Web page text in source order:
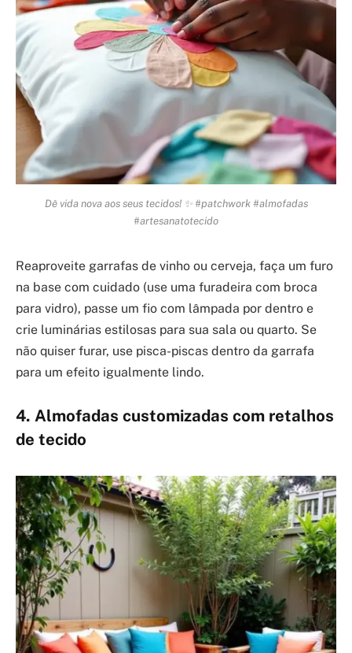
Dê vida nova aos seus tecidos! ✨ #patchwork #almofadas
#artesanatotecido
Reaproveite garrafas de vinho ou cerveja, faça um furo
na base com cuidado (use uma furadeira com broca
para vidro), passe um fio com lâmpada por dentro e
crie luminárias estilosas para sua sala ou quarto. Se
não quiser furar, use pisca-piscas dentro da garrafa
para um efeito igualmente lindo.
4. Almofadas customizadas com retalhos
de tecido